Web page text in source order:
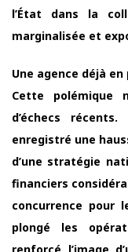
l’État dans la
marginalisée et
Une agence déjà
Cette polémique
d’échecs
enregistré une
d’une stratégie
financiers
concurrence pour
plongé les
renforcé l’image